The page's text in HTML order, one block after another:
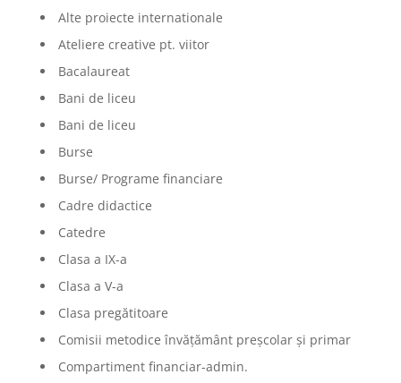
Alte proiecte internationale
Ateliere creative pt. viitor
Bacalaureat
Bani de liceu
Bani de liceu
Burse
Burse/ Programe financiare
Cadre didactice
Catedre
Clasa a IX-a
Clasa a V-a
Clasa pregătitoare
Comisii metodice învățământ preșcolar și primar
Compartiment financiar-admin.